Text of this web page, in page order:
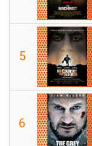
5
6